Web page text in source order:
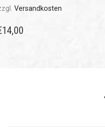
Versandkosten
14,00